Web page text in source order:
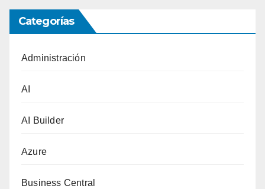
Categorías
Administración
AI
AI Builder
Azure
Business Central